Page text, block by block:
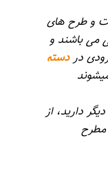
و طرح های
می باشند و
دردسته
دارید، از
مطرح